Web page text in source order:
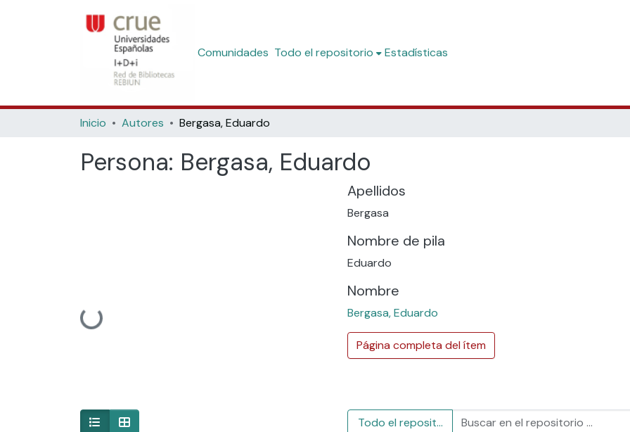
Comunidades Todo el repositorio Estadísticas
Inicio Autores Bergasa, Eduardo
Persona: Bergasa, Eduardo
Cargando...
Apellidos
Bergasa
Nombre de pila
Eduardo
Nombre
Bergasa, Eduardo
Página completa del ítem
Todo el repositorio